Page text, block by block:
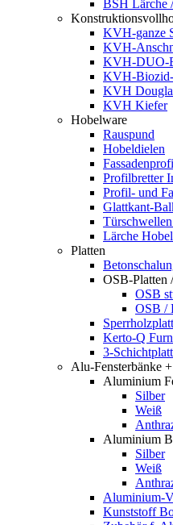
BSH Lärche
KVH-ganze
KVH-
KVH-DUO-
KVH-Biozid-
KVH
KVH Kiefer
Hobelware
Rauspund
Hobeldielen
Profilbretter
Profil- und
Glattkant-
Lärche
Platten
OSB-Platten
OSB
OSB /
Kerto-Q
3-
Alu-Fensterbänke
Aluminium
Silber
Weiß
Aluminium
Silber
Weiß
Aluminium-
Kunststoff